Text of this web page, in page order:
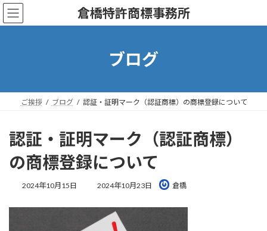
コ
ン
ナ
ビ
倉橋特許商標事務所
ブログ
ご挨拶 ブログ 認証・証明マーク（認証商標）の商標登録について
認証・証明マーク（認証商標）
の商標登録について
2024年10月15日
最
新
2024年10月23日 倉橋